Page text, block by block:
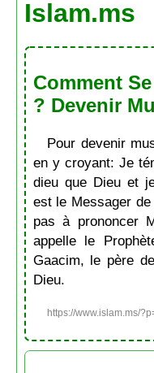
Islam.ms
Comment
? Devenir
Pour devenir
en y croyant: Je
dieu que Dieu et
est le Messager
pas à prononcer
appelle le
Gaacim, le père
Dieu.
https://www.islam.ms/